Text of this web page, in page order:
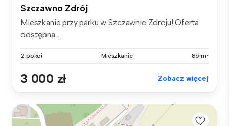
Szczawno Zdrój
Mieszkanie przy parku w Szczawnie Zdroju! Oferta
dostępna...
2 pokoi Mieszkanie 86 m²
3 000 zł Zobacz więcej